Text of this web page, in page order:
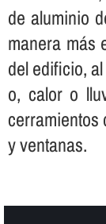
de aluminio
manera más
del edificio,
o, calor o
cerramientos
y ventanas.